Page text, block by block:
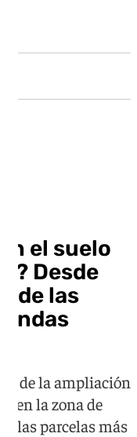
el suelo
Desde
de las
de la ampliación
en la zona de
las parcelas más